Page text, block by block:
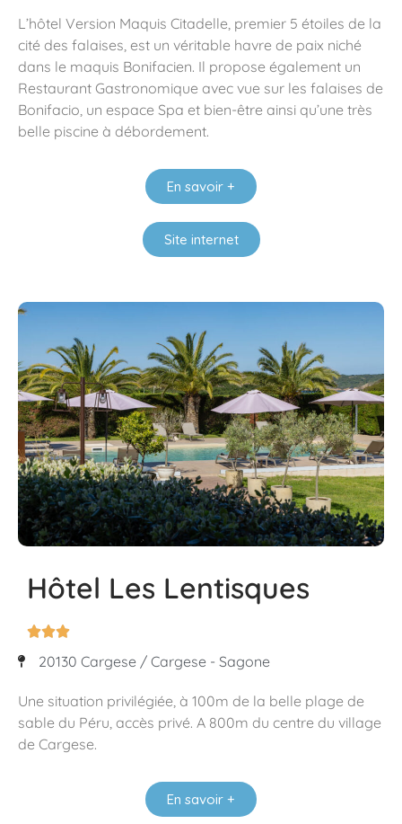
L’hôtel Version Maquis Citadelle, premier 5 étoiles de la
cité des falaises, est un véritable havre de paix niché
dans le maquis Bonifacien. Il propose également un
Restaurant Gastronomique avec vue sur les falaises de
Bonifacio, un espace Spa et bien-être ainsi qu’une très
belle piscine à débordement.
En savoir +
Site internet
Hôtel Les Lentisques

20130 Cargese / Cargese - Sagone
Une situation privilégiée, à 100m de la belle plage de
sable du Péru, accès privé. A 800m du centre du village
de Cargese.
En savoir +